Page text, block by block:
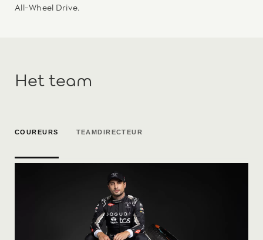
All-Wheel Drive.
Het team
COUREURS TEAMDIRECTEUR